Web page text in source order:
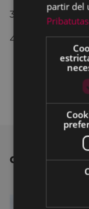
3) En el
4) E-mail:
OTRAS
partir del